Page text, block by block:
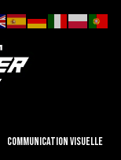
Communication visuelle